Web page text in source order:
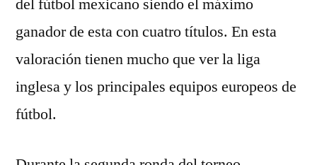
del fútbol mexicano siendo el máximo
ganador de esta con cuatro títulos. En esta
valoración tienen mucho que ver la liga
inglesa y los principales equipos europeos de
fútbol.